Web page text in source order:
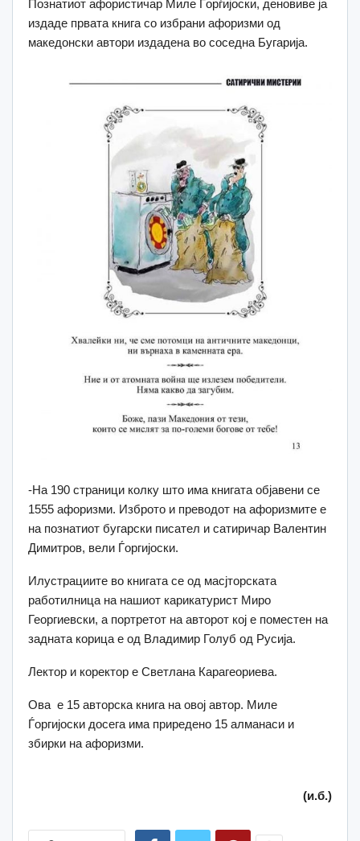
Познатиот афористичар Миле Ѓорѓијоски, деновиве ја
издаде првата книга со избрани афоризми од
македонски автори издадена во соседна Бугарија.
-На 190 страници колку што има книгата објавени се
1555 афоризми. Изброто и преводот на афоризмите е
на познатиот бугарски писател и сатиричар Валентин
Димитров, вели Ѓоргијоски.
Илустрациите во книгата се од масјторската
работилница на нашиот карикатурист Миро
Георгиевски, а портретот на авторот кој е поместен на
задната корица е од Владимир Голуб од Русија.
Лектор и коректор е Светлана Карагеориева.
Ова е 15 авторска книга на овој автор. Миле
Ѓоргијоски досега има приредено 15 алманаси и
збирки на афоризми.
(и.б.)